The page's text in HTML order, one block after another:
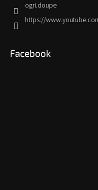
ogri.doupe
https://
Facebook